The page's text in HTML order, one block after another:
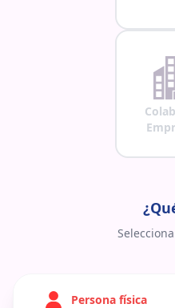
Persona física